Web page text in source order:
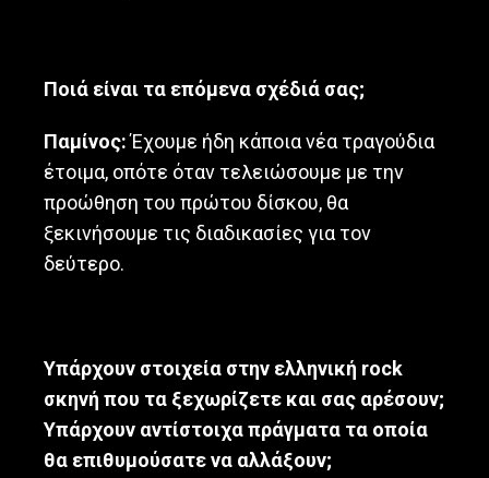
Ποιά είναι τα επόμενα σχέδιά σας;
Παμίνος:Έχουμε ήδη κάποια νέα τραγούδια
έτοιμα, οπότε όταν τελειώσουμε με την
προώθηση του πρώτου δίσκου, θα
ξεκινήσουμε τις διαδικασίες για τον
δεύτερο.
Υπάρχουν στοιχεία στην ελληνική rock
σκηνή που τα ξεχωρίζετε και σας αρέσουν;
Υπάρχουν αντίστοιχα πράγματα τα οποία
θα επιθυμούσατε να αλλάξουν;